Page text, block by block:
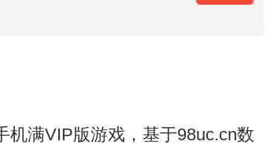
机满VIP版游戏，基于98uc.cn数